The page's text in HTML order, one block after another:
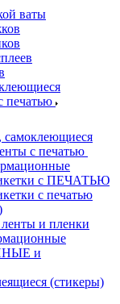
ваты
печатью
с печатью
с ПЕЧАТЬЮ
с печатью
и пленки
и
(стикеры)